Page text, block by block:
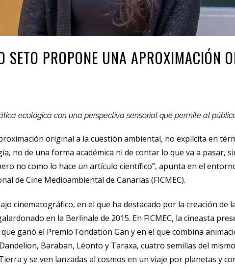
SETO PROPONE UNA APROXIMACIÓN
ecológica con una perspectiva sensorial que permite al
original a la cuestión ambiental, no explícita en
no de una forma académica ni de contar lo que va a pasar,
no como lo hace un artículo científico”, apunta en el
de Cine Medioambiental de Canarias (FICMEC).
cinematográfico, en el que ha destacado por la creación de
en la Berlinale de 2015. En FICMEC, la cineasta
ganó el Premio Fondation Gan y en el que combina
Baraban, Léonto y Taraxa, cuatro semillas del
y se ven lanzadas al cosmos en un viaje por planetas y